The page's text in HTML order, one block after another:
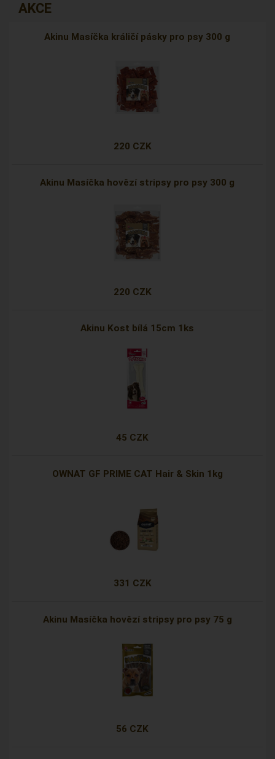
AKCE
Akinu Masíčka králičí pásky pro psy 300 g
220 CZK
Akinu Masíčka hovězí stripsy pro psy 300 g
220 CZK
Akinu Kost bílá 15cm 1ks
45 CZK
OWNAT GF PRIME CAT Hair & Skin 1kg
331 CZK
Akinu Masíčka hovězí stripsy pro psy 75 g
56 CZK